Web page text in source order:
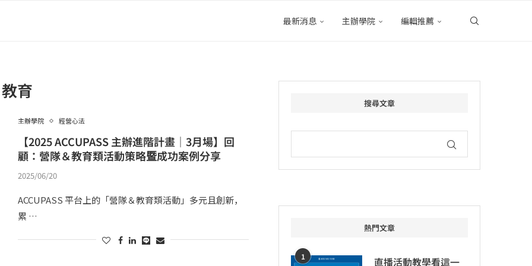
最新消息 主辦學院 編輯推薦
教育
主辦學院 經營心法
【2025 ACCUPASS 主辦進階計畫｜3月場】回
顧：營隊＆教育類活動策略暨成功案例分享
2025/06/20
ACCUPASS 平台上的「營隊＆教育類活動」多元且創新，
累 …
搜尋文章
熱門文章
1
直播活動教學看這一